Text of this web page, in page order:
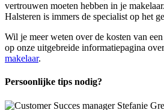
vertrouwen moeten hebben in je
Halsteren is immers de specialist op het
Wil je meer weten over de kosten van
op onze uitgebreide informatiepagina
makelaar.
Persoonlijke tips nodig?